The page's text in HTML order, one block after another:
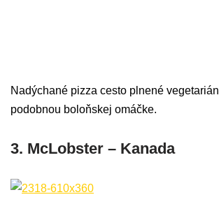
Nadýchané pizza cesto plnené
podobnou boloňskej omáčke.
3. McLobster – Kanada